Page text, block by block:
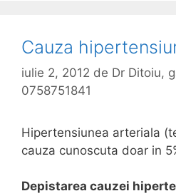
Cauza
iulie 2, 2012 de Dr Ditoiu,
0758751841
Hipertensiunea arteriala
cauza cunoscuta doar in
Depistarea cauzei